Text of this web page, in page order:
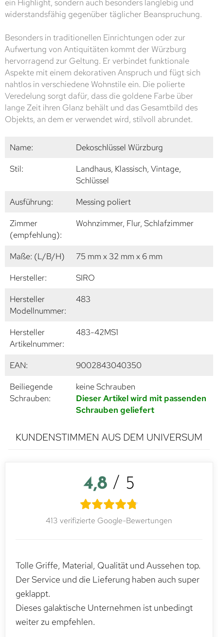
ein Highlight, sondern auch besonders langlebig und
widerstandsfähig gegenüber täglicher Beanspruchung.
Besonders in traditionellen Einrichtungen oder zur
Aufwertung von Antiquitäten kommt der Würzburg
hervorragend zur Geltung. Er verbindet funktionale
Aspekte mit einem dekorativen Anspruch und fügt sich
nahtlos in verschiedene Wohnstile ein. Die polierte
Veredelung sorgt dafür, dass die goldene Farbe über
lange Zeit ihren Glanz behält und das Gesamtbild des
Objekts, an dem er verwendet wird, stilvoll abrundet.
Name:
Dekoschlüssel Würzburg
Stil:
Landhaus, Klassisch, Vintage,
Schlüssel
Ausführung:
Messing poliert
Zimmer
(empfehlung):
Wohnzimmer, Flur, Schlafzimmer
Maße: (L/B/H)
75 mm x 32 mm x 6 mm
Hersteller:
SIRO
Hersteller
Modellnummer:
483
Hersteller
Artikelnummer:
483-42MS1
EAN:
9002843040350
Beiliegende
Schrauben:
keine Schrauben
Dieser Artikel wird mit passenden
Schrauben geliefert
KUNDENSTIMMEN AUS DEM UNIVERSUM
4,8 / 5
413 verifizierte Google-Bewertungen
Tolle Griffe, Material, Qualität und Aussehen top.
Der Service und die Lieferung haben auch super
geklappt.
Dieses galaktische Unternehmen ist unbedingt
weiter zu empfehlen.